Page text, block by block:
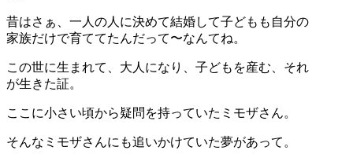
昔はさぁ、一人の人に決めて結婚して子どもも自分の
家族だけで育ててたんだって〜なんてね。
この世に生まれて、大人になり、子どもを産む、それ
が生きた証。
ここに小さい頃から疑問を持っていたミモザさん。
そんなミモザさんにも追いかけていた夢があって。